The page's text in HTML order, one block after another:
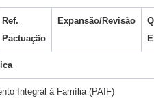
Ref.
Pactuação
Expansão/Revisão
Integral à Família (PAIF)